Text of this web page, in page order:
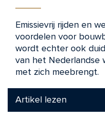
Emissievrij rijden en
voordelen voor
wordt echter ook
van het Nederlandse
met zich meebrengt.
Artikel lezen